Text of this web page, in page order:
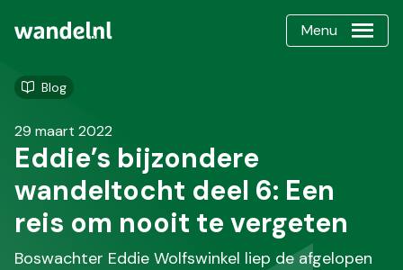
Menu
Blog
29 maart 2022
Eddie’s bijzondere
wandeltocht deel 6: Een
reis om nooit te vergeten
Boswachter Eddie Wolfswinkel liep de afgelopen